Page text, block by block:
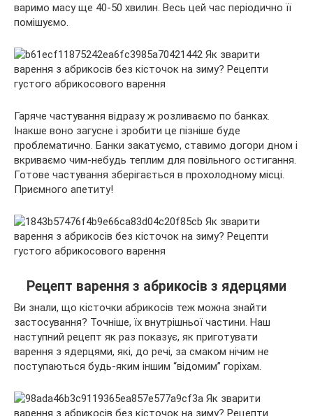
варимо масу ще 40-50 хвилин. Весь цей час періодично її
помішуємо.
Гаряче частування відразу ж розливаємо по банках.
Інакше воно загусне і зробити це пізніше буде
проблематично. Банки закатуємо, ставимо догори дном і
вкриваємо чим-небудь теплим для повільного остигання.
Готове частування зберігається в прохолодному місці.
Приємного апетиту!
Рецепт варення з абрикосів з ядерцями
Ви знали, що кісточки абрикосів теж можна знайти
застосування? Точніше, їх внутрішньої частини. Наш
наступний рецепт як раз показує, як приготувати
варення з ядерцями, які, до речі, за смаком нічим не
поступаються будь-яким іншим “відомим” горіхам.